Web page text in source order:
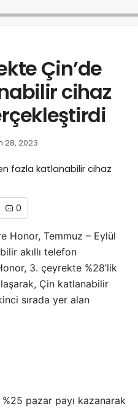
Çin’de
cihaz
28, 2023
0
Honor, Temmuz – Eylül
akıllı telefon
3. çeyrekte %28’lik
Çin katlanabilir
sırada yer alan
pazar payı kazanarak